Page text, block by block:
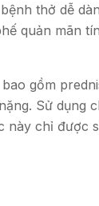
thở dễ
quản mãn
gồm
Sử dụng
này chỉ được